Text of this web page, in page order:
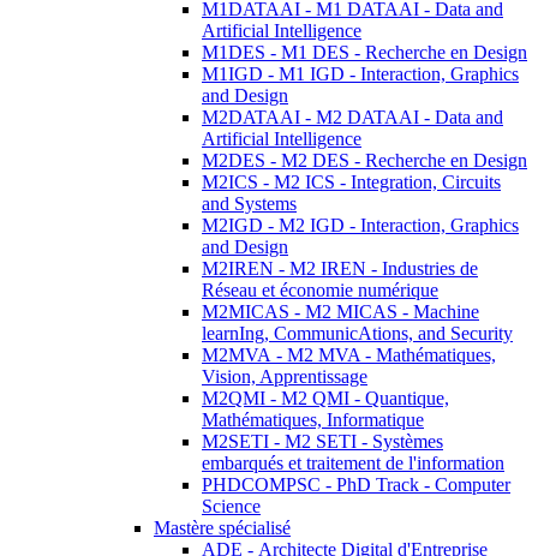
M1DATAAI - M1 DATAAI - Data and
Artificial Intelligence
M1DES - M1 DES - Recherche en Design
M1IGD - M1 IGD - Interaction, Graphics
and Design
M2DATAAI - M2 DATAAI - Data and
Artificial Intelligence
M2DES - M2 DES - Recherche en Design
M2ICS - M2 ICS - Integration, Circuits
and Systems
M2IGD - M2 IGD - Interaction, Graphics
and Design
M2IREN - M2 IREN - Industries de
Réseau et économie numérique
M2MICAS - M2 MICAS - Machine
learnIng, CommunicAtions, and Security
M2MVA - M2 MVA - Mathématiques,
Vision, Apprentissage
M2QMI - M2 QMI - Quantique,
Mathématiques, Informatique
M2SETI - M2 SETI - Systèmes
embarqués et traitement de l'information
PHDCOMPSC - PhD Track - Computer
Science
Mastère spécialisé
ADE - Architecte Digital d'Entreprise